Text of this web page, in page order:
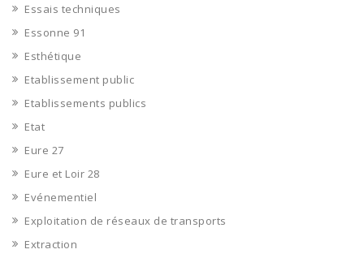
Essais techniques
Essonne 91
Esthétique
Etablissement public
Etablissements publics
Etat
Eure 27
Eure et Loir 28
Evénementiel
Exploitation de réseaux de transports
Extraction